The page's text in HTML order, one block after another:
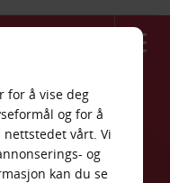
for å vise deg
og for å
vårt. Vi
og
kan du se